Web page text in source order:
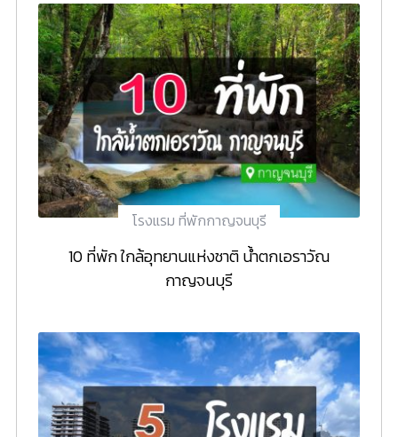
โรงแรม ที่พักกาญจนบุรี
10 ที่พัก ใกล้อุทยานแห่งชาติ น้ำตกเอราวัณ
กาญจนบุรี